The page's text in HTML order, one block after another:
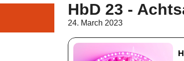
HbD 23 -
24. March 2023